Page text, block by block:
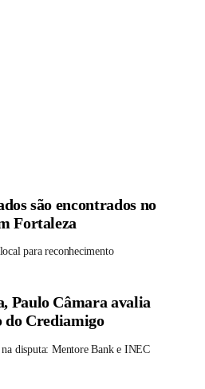
são encontrados no
Fortaleza
para reconhecimento
Paulo Câmara avalia
do Crediamigo
na disputa: Mentore Bank e INEC